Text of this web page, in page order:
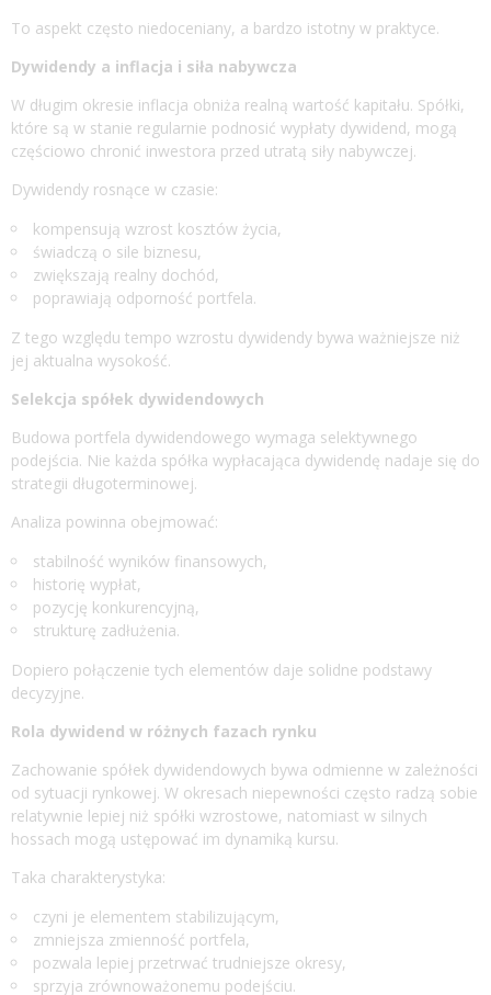
To aspekt często niedoceniany, a bardzo istotny w praktyce.
Dywidendy a inflacja i siła nabywcza
W długim okresie inflacja obniża realną wartość kapitału. Spółki,
które są w stanie regularnie podnosić wypłaty dywidend, mogą
częściowo chronić inwestora przed utratą siły nabywczej.
Dywidendy rosnące w czasie:
kompensują wzrost kosztów życia,
świadczą o sile biznesu,
zwiększają realny dochód,
poprawiają odporność portfela.
Z tego względu tempo wzrostu dywidendy bywa ważniejsze niż
jej aktualna wysokość.
Selekcja spółek dywidendowych
Budowa portfela dywidendowego wymaga selektywnego
podejścia. Nie każda spółka wypłacająca dywidendę nadaje się do
strategii długoterminowej.
Analiza powinna obejmować:
stabilność wyników finansowych,
historię wypłat,
pozycję konkurencyjną,
strukturę zadłużenia.
Dopiero połączenie tych elementów daje solidne podstawy
decyzyjne.
Rola dywidend w różnych fazach rynku
Zachowanie spółek dywidendowych bywa odmienne w zależności
od sytuacji rynkowej. W okresach niepewności często radzą sobie
relatywnie lepiej niż spółki wzrostowe, natomiast w silnych
hossach mogą ustępować im dynamiką kursu.
Taka charakterystyka:
czyni je elementem stabilizującym,
zmniejsza zmienność portfela,
pozwala lepiej przetrwać trudniejsze okresy,
sprzyja zrównoważonemu podejściu.